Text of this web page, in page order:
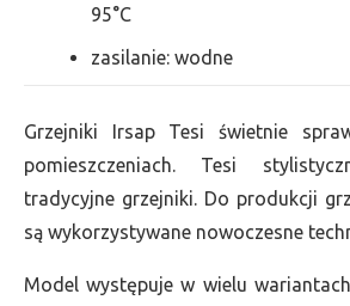
95°C
zasilanie: wodne
Grzejniki Irsap Tesi świetnie
pomieszczeniach. Tesi
tradycyjne grzejniki. Do produkcji
są wykorzystywane nowoczesne
Model występuje w wielu